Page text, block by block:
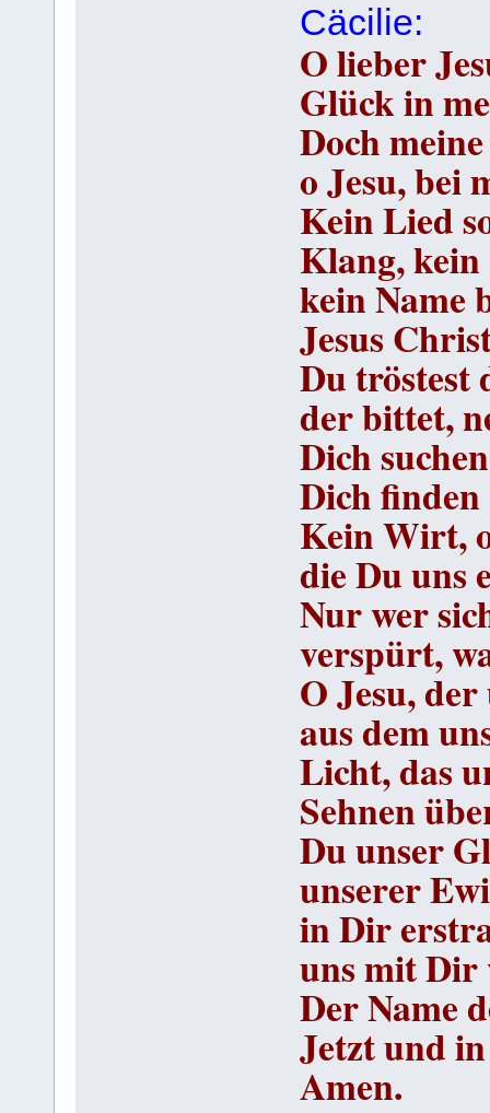
Cäcilie:
O lieber
Glück in
Doch
o Jesu, bei
Kein Lied
Klang,
kein Name
Jesus
Du tröstest
der bittet,
Dich
Dich finden
Kein Wirt,
die Du uns
Nur wer
verspürt,
O Jesu,
aus dem
Licht, das
Sehnen
Du unser
unserer
in Dir
uns mit Dir
Der Name
Jetzt und
Amen.